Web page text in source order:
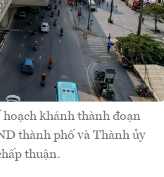
khánh thành đoạn
thành phố và Thành ủy
thuận.